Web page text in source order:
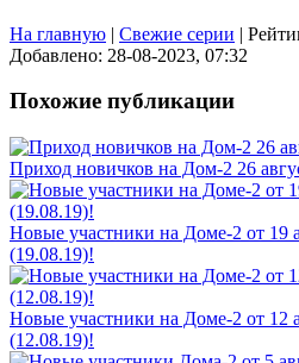
На главную | Свежие серии |
Добавлено: 28-08-2023, 07:32
Похожие публикации
Приход новичков на Дом-2 26
Новые участники на Доме-2 от 19
(19.08.19)!
Новые участники на Доме-2 от 12
(12.08.19)!